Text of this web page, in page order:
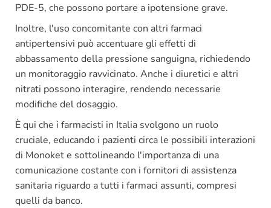
PDE-5, che possono portare a ipotensione grave.
Inoltre, l'uso concomitante con altri farmaci
antipertensivi può accentuare gli effetti di
abbassamento della pressione sanguigna, richiedendo
un monitoraggio ravvicinato. Anche i diuretici e altri
nitrati possono interagire, rendendo necessarie
modifiche del dosaggio.
È qui che i farmacisti in Italia svolgono un ruolo
cruciale, educando i pazienti circa le possibili interazioni
di Monoket e sottolineando l'importanza di una
comunicazione costante con i fornitori di assistenza
sanitaria riguardo a tutti i farmaci assunti, compresi
quelli da banco.